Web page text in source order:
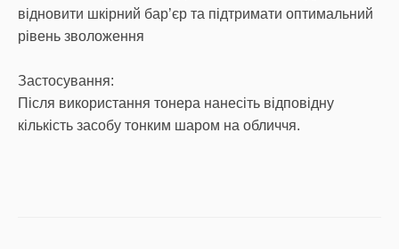
відновити шкірний бар’єр та підтримати оптимальний
рівень зволоження
Застосування:
Після використання тонера нанесіть відповідну
кількість засобу тонким шаром на обличчя.